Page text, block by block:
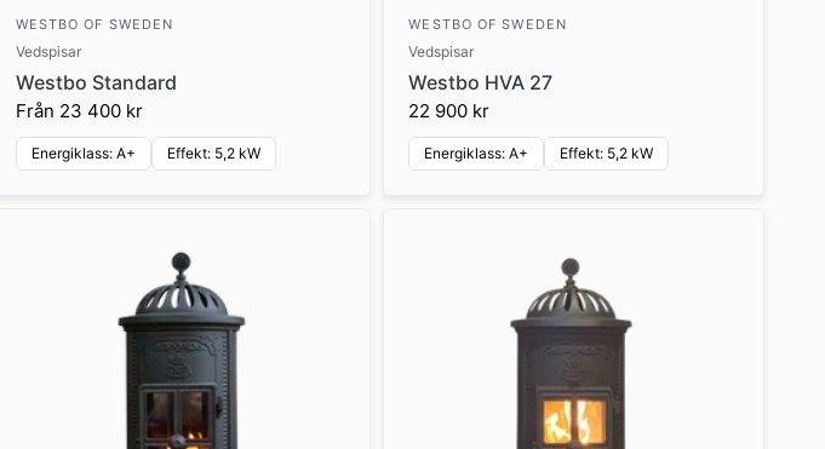
WESTBO OF SWEDEN
Vedspisar
Westbo Standard
Från 23 400 kr
Energiklass: A+ Effekt: 5,2 kW
WESTBO OF SWEDEN
Vedspisar
Westbo HVA 27
22 900 kr
Energiklass: A+ Effekt: 5,2 kW